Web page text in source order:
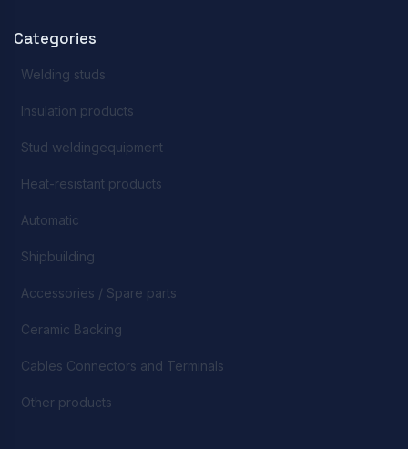
Categories
Welding studs
Insulation products
Stud weldingequipment
Heat-resistant products
Automatic
Shipbuilding
Accessories / Spare parts
Ceramic Backing
Cables Connectors and Terminals
Other products